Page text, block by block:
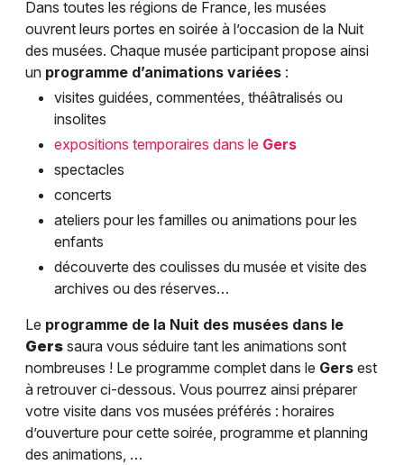
Dans toutes les régions de France, les musées
ouvrent leurs portes en soirée à l’occasion de la Nuit
des musées. Chaque musée participant propose ainsi
un programme d’animations variées :
visites guidées, commentées, théâtralisés ou
insolites
expositions temporaires dans le Gers
spectacles
concerts
ateliers pour les familles ou animations pour les
enfants
découverte des coulisses du musée et visite des
archives ou des réserves…
Le programme de la Nuit des musées dans le
Gers saura vous séduire tant les animations sont
nombreuses ! Le programme complet dans le Gers est
à retrouver ci-dessous. Vous pourrez ainsi préparer
votre visite dans vos musées préférés : horaires
d’ouverture pour cette soirée, programme et planning
des animations, …